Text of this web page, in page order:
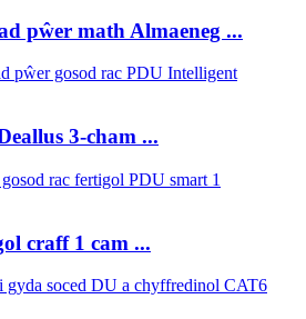
pŵer math Almaeneg ...
3-cham ...
craff 1 cam ...